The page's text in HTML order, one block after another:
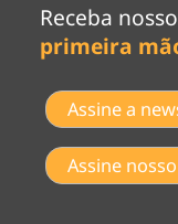
Receba
primeira
Assine a
Assine